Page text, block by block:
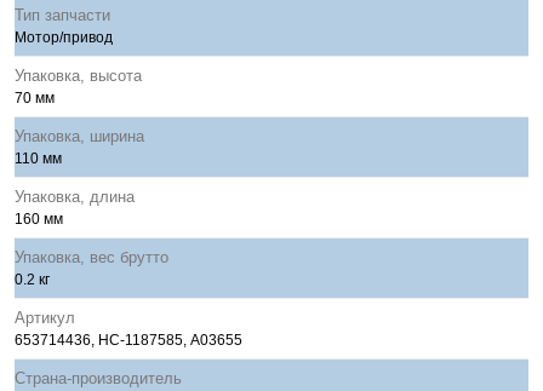
Тип запчасти
Мотор/привод
Упаковка, высота
70 мм
Упаковка, ширина
110 мм
Упаковка, длина
160 мм
Упаковка, вес брутто
0.2 кг
Артикул
653714436, НС-1187585, A03655
Страна-производитель